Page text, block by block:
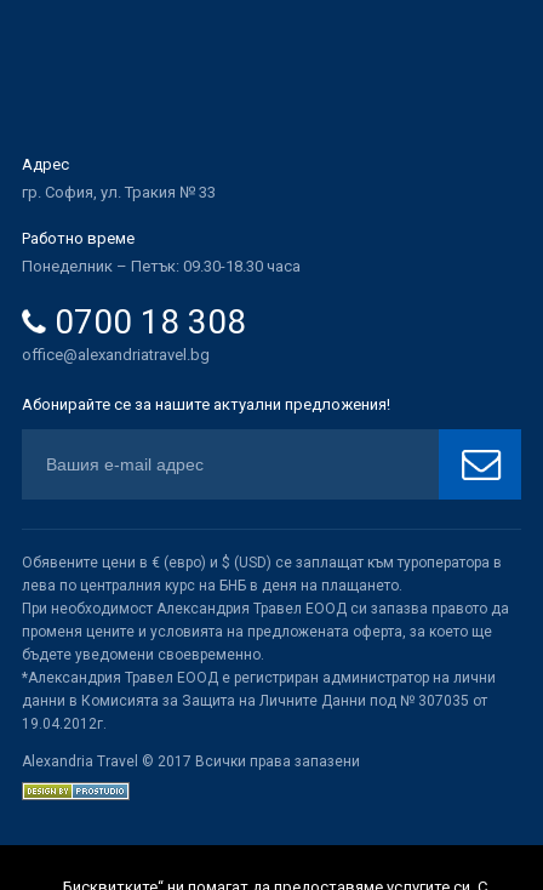
Адрес
гр. София, ул. Тракия № 33
Работно време
Понеделник – Петък: 09.30-18.30 часа
0700 18 308
office@alexandriatravel.bg
Абонирайте се за нашите актуални предложения!
Обявените цени в € (евро) и $ (USD) се заплащат към туроператора в
лева по централния курс на БНБ в деня на плащането.
При необходимост Александрия Травел ЕООД си запазва правото да
променя цените и условията на предложената оферта, за което ще
бъдете уведомени своевременно.
*Александрия Травел ЕООД е регистриран администратор на лични
данни в Комисията за Защита на Личните Данни под № 307035 от
19.04.2012г.
Alexandria Travel © 2017 Всички права запазени